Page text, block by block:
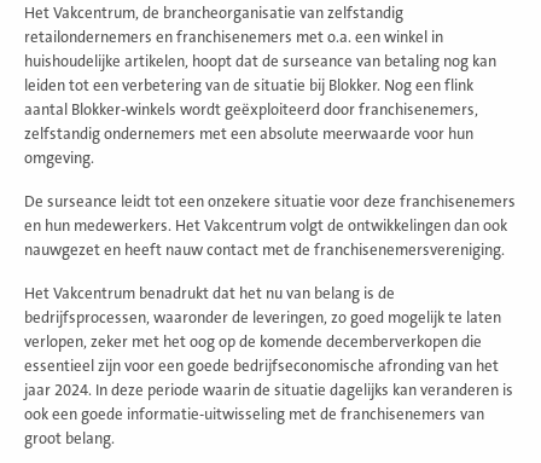
Het Vakcentrum, de brancheorganisatie van zelfstandig
retailondernemers en franchisenemers met o.a. een winkel in
huishoudelijke artikelen, hoopt dat de surseance van betaling nog kan
leiden tot een verbetering van de situatie bij Blokker. Nog een flink
aantal Blokker-winkels wordt geëxploiteerd door franchisenemers,
zelfstandig ondernemers met een absolute meerwaarde voor hun
omgeving.
De surseance leidt tot een onzekere situatie voor deze franchisenemers
en hun medewerkers. Het Vakcentrum volgt de ontwikkelingen dan ook
nauwgezet en heeft nauw contact met de franchisenemersvereniging.
Het Vakcentrum benadrukt dat het nu van belang is de
bedrijfsprocessen, waaronder de leveringen, zo goed mogelijk te laten
verlopen, zeker met het oog op de komende decemberverkopen die
essentieel zijn voor een goede bedrijfseconomische afronding van het
jaar 2024. In deze periode waarin de situatie dagelijks kan veranderen is
ook een goede informatie-uitwisseling met de franchisenemers van
groot belang.